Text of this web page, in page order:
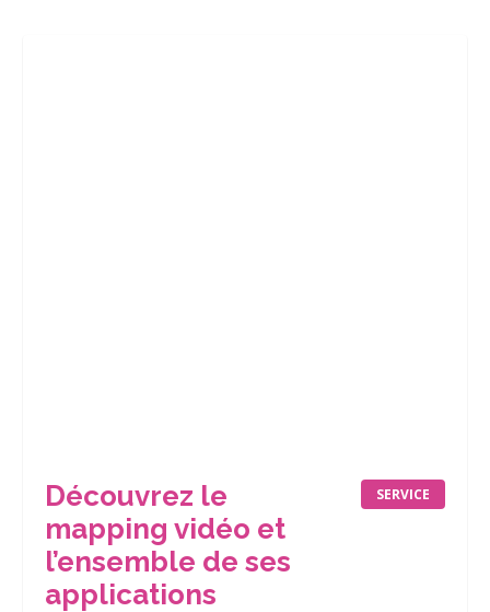
SERVICE
Découvrez le
mapping vidéo et
l’ensemble de ses
applications